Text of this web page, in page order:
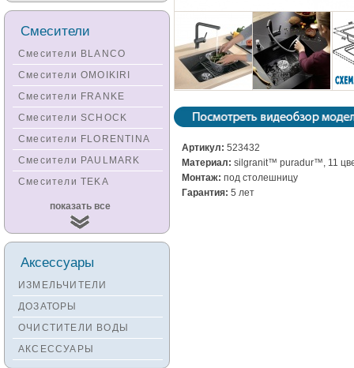
Артикул: 523432
Материал: silgranit™ puradur™, 11
Монтаж: под столешницу
Гарантия: 5 лет
Смесители
Смесители BLANCO
Смесители OMOIKIRI
Смесители FRANKE
Смесители SCHOCK
Смесители FLORENTINA
Смесители PAULMARK
Смесители TEKA
Смесители
KUCHENSTERN
Смесители ZORG
Смесители KANTERA
Смесители SEAMAN
Смесители
Zigmund&Shtain
Смесители OULIN
показать все
Аксессуары
ИЗМЕЛЬЧИТЕЛИ
ДОЗАТОРЫ
ОЧИСТИТЕЛИ ВОДЫ
АКСЕССУАРЫ